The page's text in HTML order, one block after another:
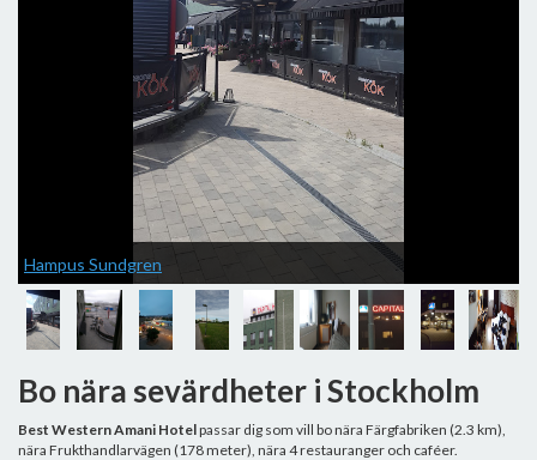
Hampus Sundgren
Bo nära sevärdheter i Stockholm
Best Western Amani Hotelpassar dig som vill bo nära Färgfabriken (2.3 km),
nära Frukthandlarvägen (178 meter), nära 4 restauranger och caféer.